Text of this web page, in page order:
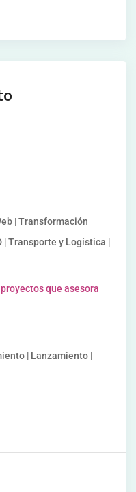
| Transformación
| Transporte y Logística |
que asesora
| Lanzamiento |